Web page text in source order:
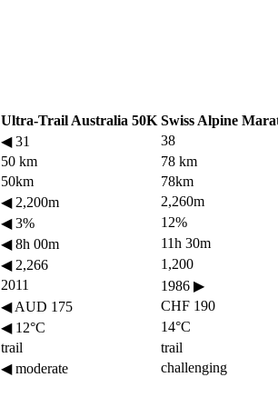
Ultra-Trail Australia 50K Swiss Alpine
◀31
38
50 km
78 km
50km
78km
◀2,200m
2,260m
◀3%
12%
◀8h 00m
11h 30m
◀2,266
1,200
2011 1986 ▶
◀AUD 175
CHF 190
◀12°C
14°C
trail
trail
◀moderate
challenging